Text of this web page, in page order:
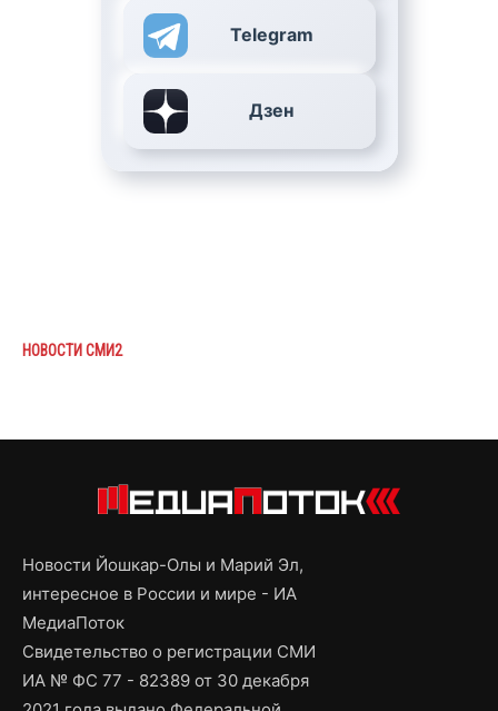
Telegram
Дзен
НОВОСТИ СМИ2
Новости Йошкар-Олы и Марий Эл,
интересное в России и мире - ИА
МедиаПоток
Свидетельство о регистрации СМИ
ИА № ФС 77 - 82389 от 30 декабря